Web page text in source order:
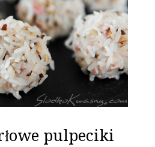
pulpeciki